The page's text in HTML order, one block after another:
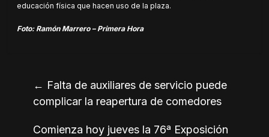
educación física que hacen uso de la plaza.
Foto: Ramón Marrero – Primera Hora
← Falta de auxiliares de servicio puede
complicar la reapertura de comedores
Comienza hoy jueves la 76ª Exposición